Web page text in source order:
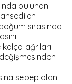
bulunan
sırasında
ağrıları
sebep olan